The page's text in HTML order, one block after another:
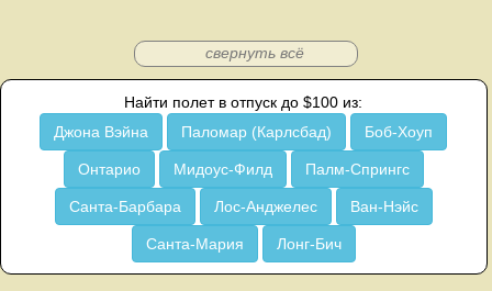
свернуть всё
Найти полет в отпуск до $100 из:
Джона Вэйна
Паломар (Карлсбад) Боб-Хоуп
Онтарио Мидоус-Филд Палм-Спрингс
Санта-Барбара Лос-Анджелес Ван-Нэйс
Санта-Мария Лонг-Бич